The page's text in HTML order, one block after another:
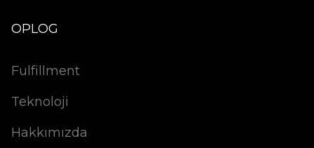
OPLOG
Fulfillment
Teknoloji
Hakkımızda